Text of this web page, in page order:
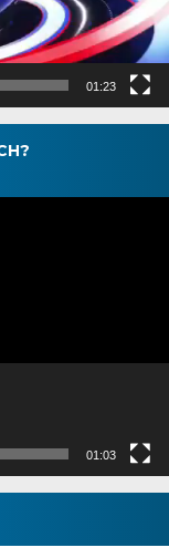
01:23
01:03